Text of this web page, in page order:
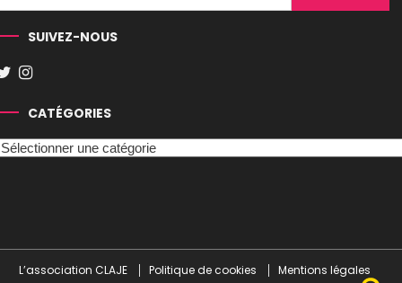
SUIVEZ-NOUS
CATÉGORIES
L’association CLAJE Politique de cookies
Mentions légales